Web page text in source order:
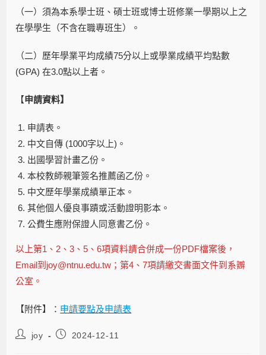
（一）須為本系學士班、碩士班或博士班修業一學期以上之
在學學生（不含在職專班生）。
（二）歷年學業平均成績75分以上或學業成績平均點數
(GPA) 在3.0點以上者。
【申請資料】
申請表。
中文自傳 (1000字以上)。
出國學習計畫乙份。
本校教師親筆簽名推薦函乙份。
中文歷年學業成績單正本。
其他個人優良事蹟或活動證明影本。
公費生應附保證人同意書乙份。
以上第1、2、3、5、6項資料請合併成一份PDF檔案後，
Email到joy@ntnu.edu.tw；第4、7項請繳交書面文件到系辧
公室。
【附件】： 申請要點及申請表
joy 2024-12-11